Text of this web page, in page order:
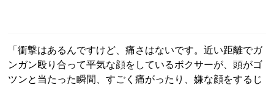
「衝撃はあるんですけど、痛さはないです。近い距離でガ
ンガン殴り合って平気な顔をしているボクサーが、頭がゴ
ツンと当たった瞬間、すごく痛がったり、嫌な顔をするじ